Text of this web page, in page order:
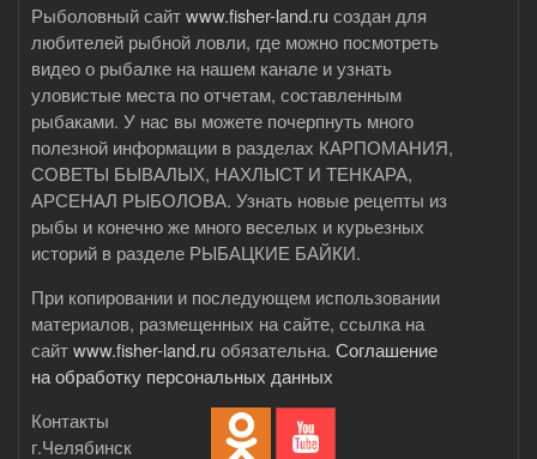
Рыболовный сайтwww.fisher-land.ru создан для
любителей рыбной ловли, где можно посмотреть
видео о рыбалке на нашем канале и узнать
уловистые места по отчетам, составленным
рыбаками. У нас вы можете почерпнуть много
полезной информации в разделах КАРПОМАНИЯ,
СОВЕТЫ БЫВАЛЫХ, НАХЛЫСТ И ТЕНКАРА,
АРСЕНАЛ РЫБОЛОВА. Узнать новые рецепты из
рыбы и конечно же много веселых и курьезных
историй в разделе РЫБАЦКИЕ БАЙКИ.
При копировании и последующем использовании
материалов, размещенных на сайте, ссылка на
сайтwww.fisher-land.ru обязательна. Соглашение
на обработку персональных данных
Контакты
г.Челябинск